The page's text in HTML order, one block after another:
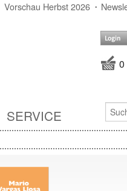
Vorschau Herbst 2026
Login
0
SERVICE